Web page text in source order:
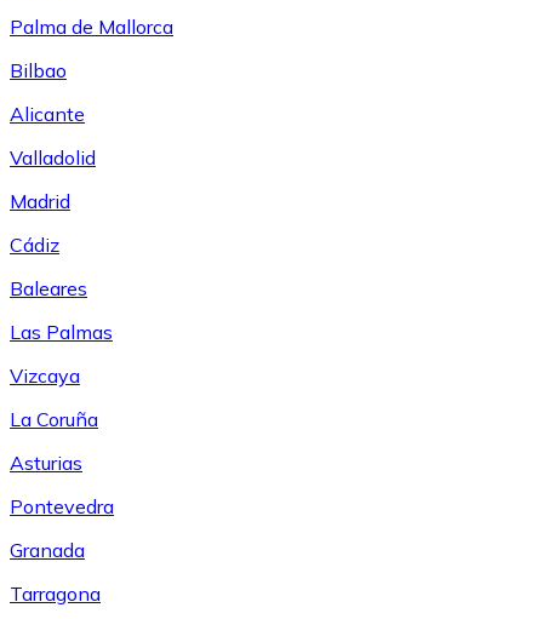
Palma de Mallorca
Bilbao
Alicante
Valladolid
Madrid
Cádiz
Baleares
Las Palmas
Vizcaya
La Coruña
Asturias
Pontevedra
Granada
Tarragona